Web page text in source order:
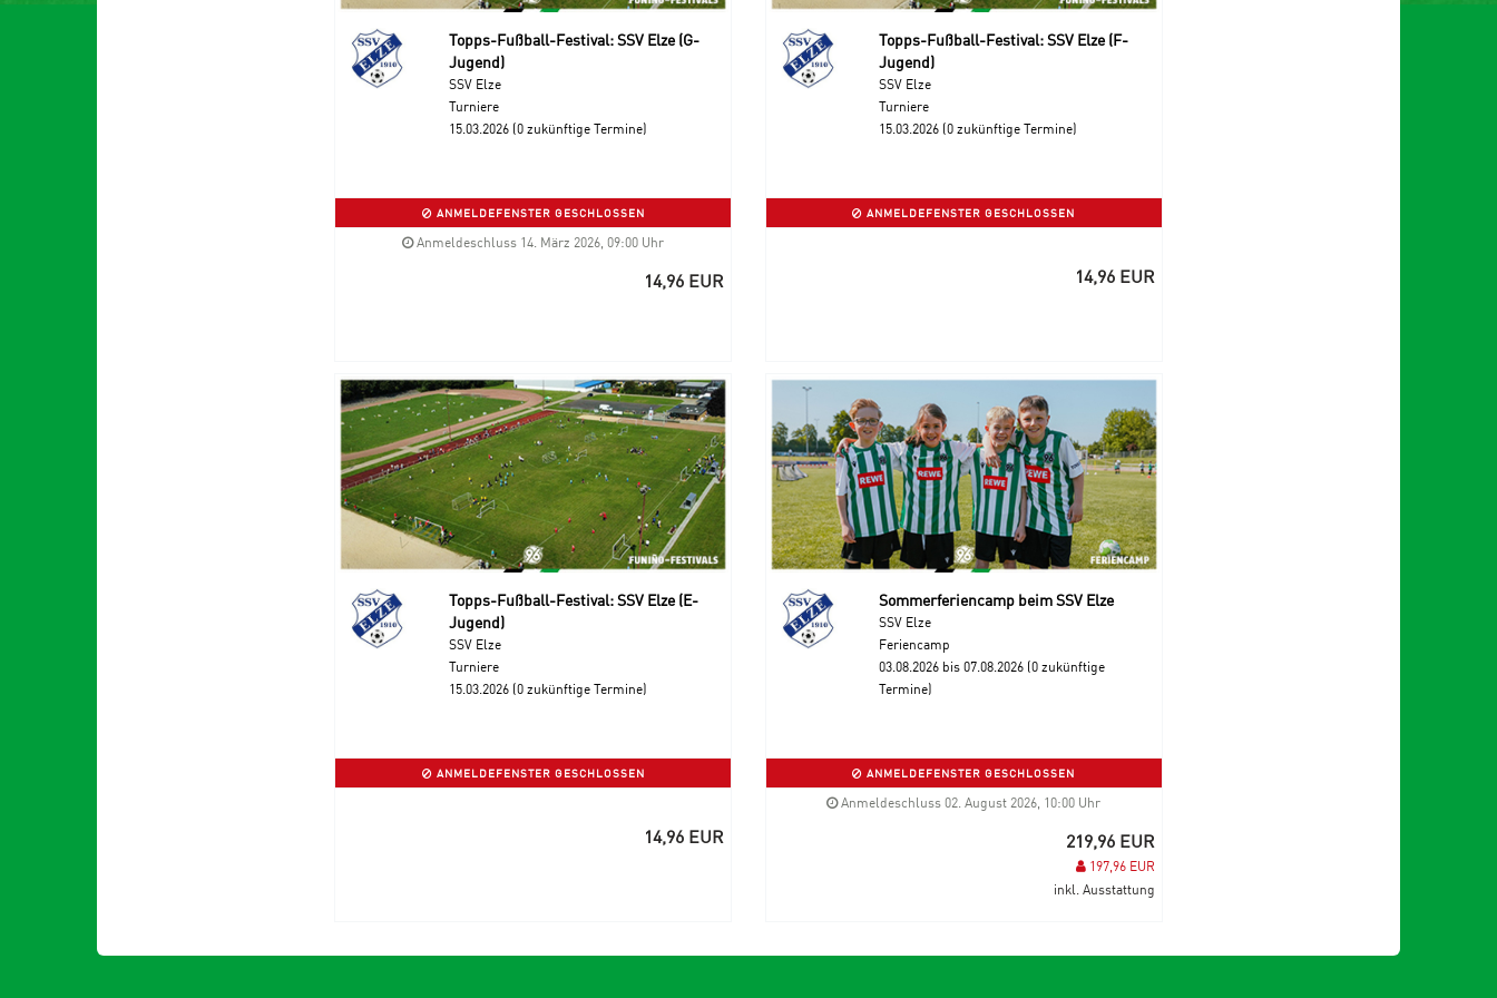
Topps-Fußball-Festival: SSV Elze (G-
Jugend)
SSV Elze
Turniere
15.03.2026 (0 zukünftige Termine)
ANMELDEFENSTER GESCHLOSSEN
Anmeldeschluss 14. März 2026, 09:00 Uhr
14,96 EUR
Topps-Fußball-Festival: SSV Elze (F-
Jugend)
SSV Elze
Turniere
15.03.2026 (0 zukünftige Termine)
ANMELDEFENSTER GESCHLOSSEN
14,96 EUR
Topps-Fußball-Festival: SSV Elze (E-
Jugend)
SSV Elze
Turniere
15.03.2026 (0 zukünftige Termine)
ANMELDEFENSTER GESCHLOSSEN
14,96 EUR
Sommerferiencamp beim SSV Elze
SSV Elze
Feriencamp
03.08.2026 bis 07.08.2026 (0 zukünftige
Termine)
ANMELDEFENSTER GESCHLOSSEN
Anmeldeschluss 02. August 2026, 10:00 Uhr
219,96 EUR
197,96 EUR
inkl. Ausstattung